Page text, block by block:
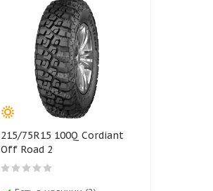
215/75R15 100Q Cordiant
Off Road 2